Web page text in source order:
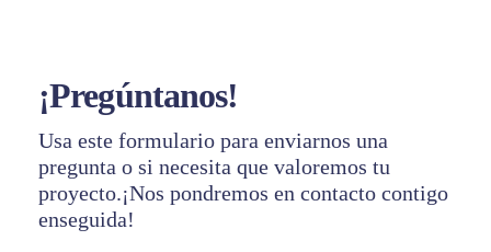
¡Pregúntanos!
Usa este formulario para enviarnos una
pregunta o si necesita que valoremos tu
proyecto.¡Nos pondremos en contacto contigo
enseguida!